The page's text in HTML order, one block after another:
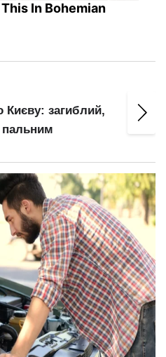
In Bohemian
Києву: загиблий,
пальним